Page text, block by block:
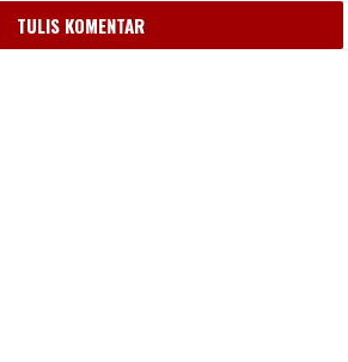
TULIS KOMENTAR